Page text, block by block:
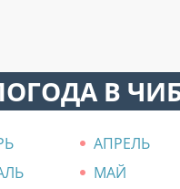
В
АПРЕЛЬ
МАЙ